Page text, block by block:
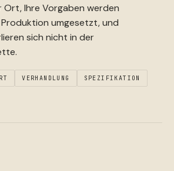
Ihre Vorgaben werden
umgesetzt, und
sich nicht in der
VERHANDLUNG SPEZIFIKATION